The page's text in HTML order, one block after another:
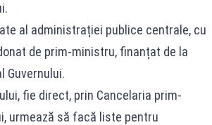
al administrației publice centrale, cu
de prim-ministru, finanțat de la
Guvernului.
fie direct, prin Cancelaria prim-
urmează să facă liste pentru